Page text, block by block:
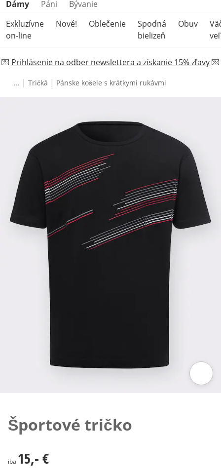
Dámy Páni
Bývanie
Exkluzívne
on-line
Nové! Oblečenie
Spodná
bielizeň
Obuv
💌 Prihlásenie na odber newslettera a získanie 15% zľavy💌
... | Tričká | Pánske košele s krátkymi rukávmi
Športové tričko
15,- €
iba 15,- €